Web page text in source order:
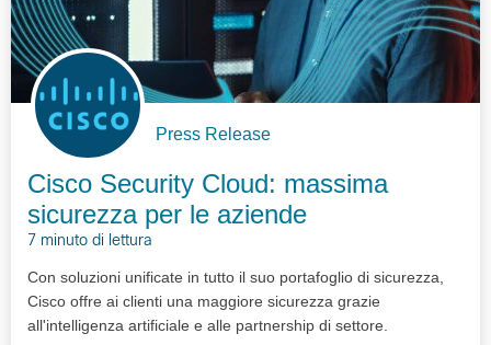
Press Release
Cisco Security Cloud: massima
sicurezza per le aziende
7 minuto di lettura
Con soluzioni unificate in tutto il suo portafoglio di sicurezza,
Cisco offre ai clienti una maggiore sicurezza grazie
all'intelligenza artificiale e alle partnership di settore.